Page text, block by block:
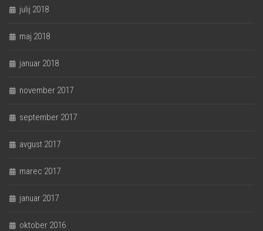
julij 2018
maj 2018
januar 2018
november 2017
september 2017
avgust 2017
marec 2017
januar 2017
oktober 2016